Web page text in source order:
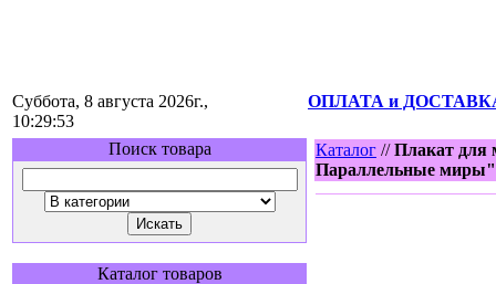
Суббота, 8 августа 2026г.,
10:29:53
ОПЛАТА и
Поиск товара
Каталог товаров
Каталог //Плакат для
Параллельные миры"